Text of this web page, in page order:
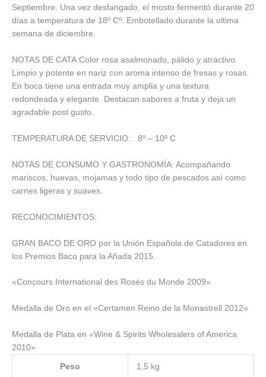
Septiembre. Una vez desfangado, el mosto fermentó durante 20
días a temperatura de 18º Cº. Embotellado durante la ultima
semana de diciembre.
NOTAS DE CATA:Color rosa asalmonado, pálido y atractivo.
Limpio y potente en nariz con aroma intenso de fresas y rosas.
En boca tiene una entrada muy amplia y una textura
redondeada y elegante. Destacan sabores a fruta y deja un
agradable post gusto.
TEMPERATURA DE SERVICIO: 8º – 10º C
NOTAS DE CONSUMO Y GASTRONOMÍA: Acompañando
mariscos, huevas, mojamas y todo tipo de pescados así como
carnes ligeras y suaves.
RECONOCIMIENTOS:
GRAN BACO DE ORO por la Unión Española de Catadores en
los Premios Baco para la Añada 2015.
«Concours International des Rosés du Monde 2009»
Medalla de Oro en el «Certamen Reino de la Monastrell 2012»
Medalla de Plata en «Wine & Spirits Wholesalers of America
2010»
Peso 1,5 kg